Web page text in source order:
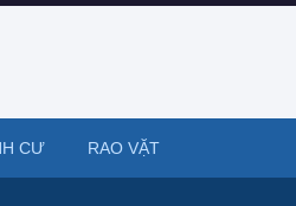
CƯ RAO VẶT